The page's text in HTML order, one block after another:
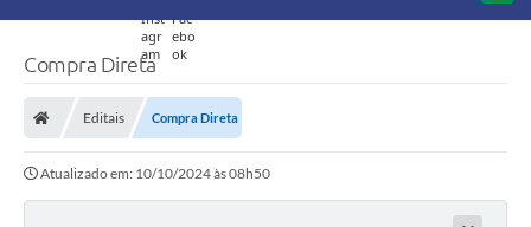
Telefones Úteis
Compra Direta
Editais Compra Direta
Atualizado em: 10/10/2024 às 08h50